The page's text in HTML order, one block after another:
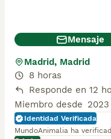
Mensaje
Madrid, Madrid
8 horas
Responde en 12
Miembro desde 2023
Identidad Verificada
MundoAnimalia ha